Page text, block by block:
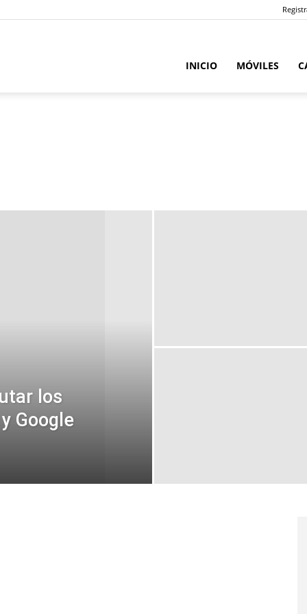
INICIO MÓVILES
los
Google